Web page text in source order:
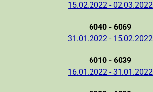
15.02.2022 - 02.03.2022
6040 - 6069
31.01.2022 - 15.02.2022
6010 - 6039
16.01.2022 - 31.01.2022